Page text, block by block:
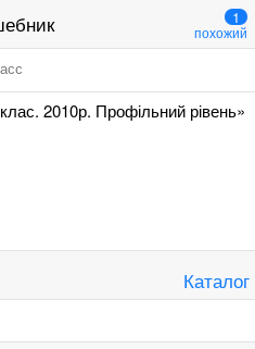
1
похожий
2010р. Профільний рівень»
Каталог